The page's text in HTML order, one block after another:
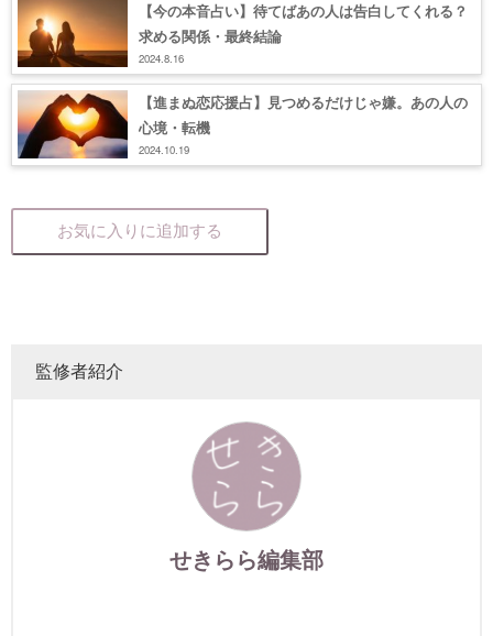
【今の本音占い】待てばあの人は告白してくれる？
求める関係・最終結論
2024.8.16
【進まぬ恋応援占】見つめるだけじゃ嫌。あの人の
心境・転機
2024.10.19
お気に入りに追加する
監修者紹介
せきらら編集部